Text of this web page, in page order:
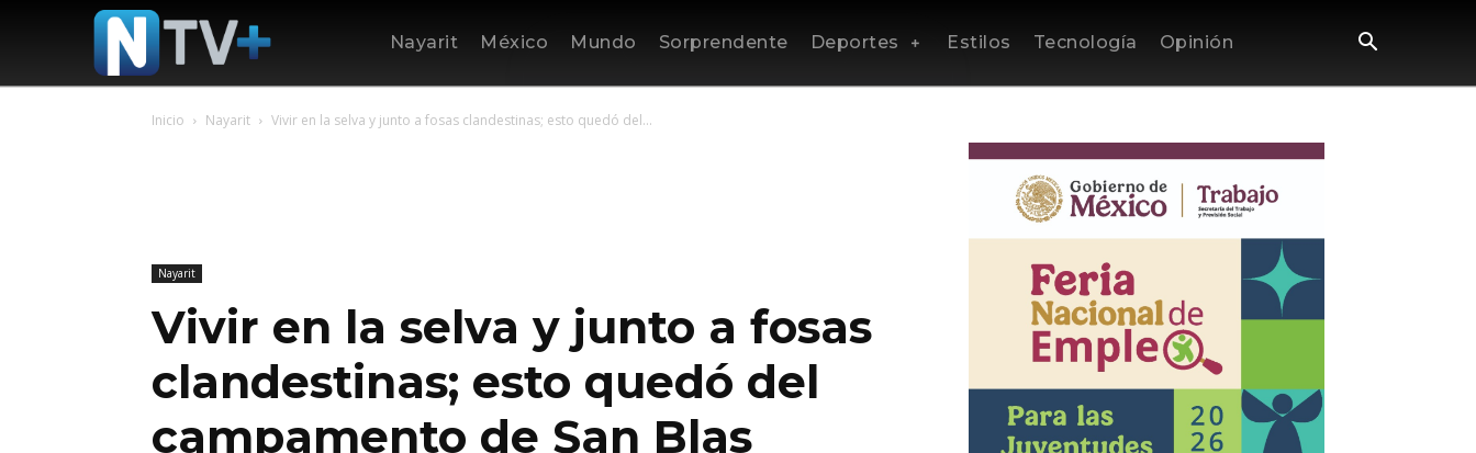
Nayarit México Mundo Sorprendente Deportes Estilos Tecnología Opinión
Inicio Nayarit Vivir en la selva y junto a fosas clandestinas; esto quedó del...
Nayarit
Vivir en la selva y junto a fosas
clandestinas; esto quedó del
campamento de San Blas